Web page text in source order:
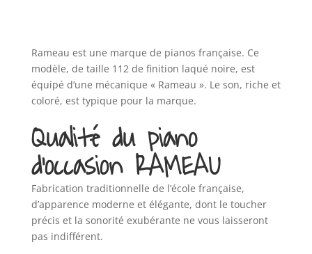
Rameau est une marque de pianos française. Ce
modèle, de taille 112 de finition laqué noire, est
équipé d’une mécanique « Rameau ». Le son, riche et
coloré, est typique pour la marque.
Qualité du piano
d’occasion RAMEAU
Fabrication traditionnelle de l’école française,
d’apparence moderne et élégante, dont le toucher
précis et la sonorité exubérante ne vous laisseront
pas indifférent.